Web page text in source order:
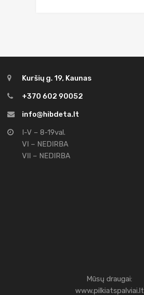
Kuršių g. 19, Kaunas
+370 602 90052
info@hibdeta.lt
I-V – 8-19val.
VI – NEDIRBA
VII – NEDIRBA
Mūsų draugai:
www.pilkiatspalviai.lt